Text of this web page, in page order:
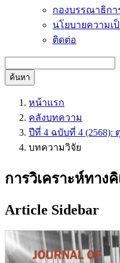
กองบรรณาธิกา
นโยบายความเ
ติดต่อ
ค้นหา
หน้าแรก
คลังบทความ
ปีที่ 4 ฉบับที่ 4 (2568):
บทความวิจัย
การวิเคราะห์ทาง
Article Sidebar